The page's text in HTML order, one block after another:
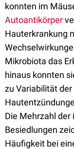
konnten im
Autoantikörper
Hauterkrankung
Mikrobiota das
hinaus konnten
zu Variabilität
Die Mehrzahl
Besiedlungen
Häufigkeit bei